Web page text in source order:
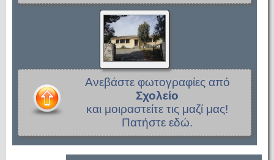
Ανεβάστε φωτογραφίες από
Σχολείο
και μοιραστείτε τις μαζί μας!
Πατήστε εδώ.